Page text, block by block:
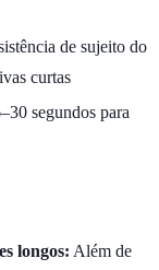
de sujeito do
curtas
segundos para
longos: Além de